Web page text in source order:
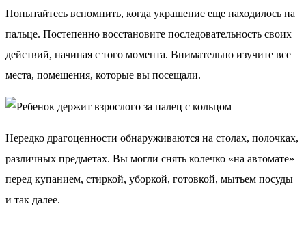
Попытайтесь вспомнить, когда украшение еще находилось на
пальце. Постепенно восстановите последовательность своих
действий, начиная с того момента. Внимательно изучите все
места, помещения, которые вы посещали.
Нередко драгоценности обнаруживаются на столах, полочках,
различных предметах. Вы могли снять колечко «на автомате»
перед купанием, стиркой, уборкой, готовкой, мытьем посуды
и так далее.